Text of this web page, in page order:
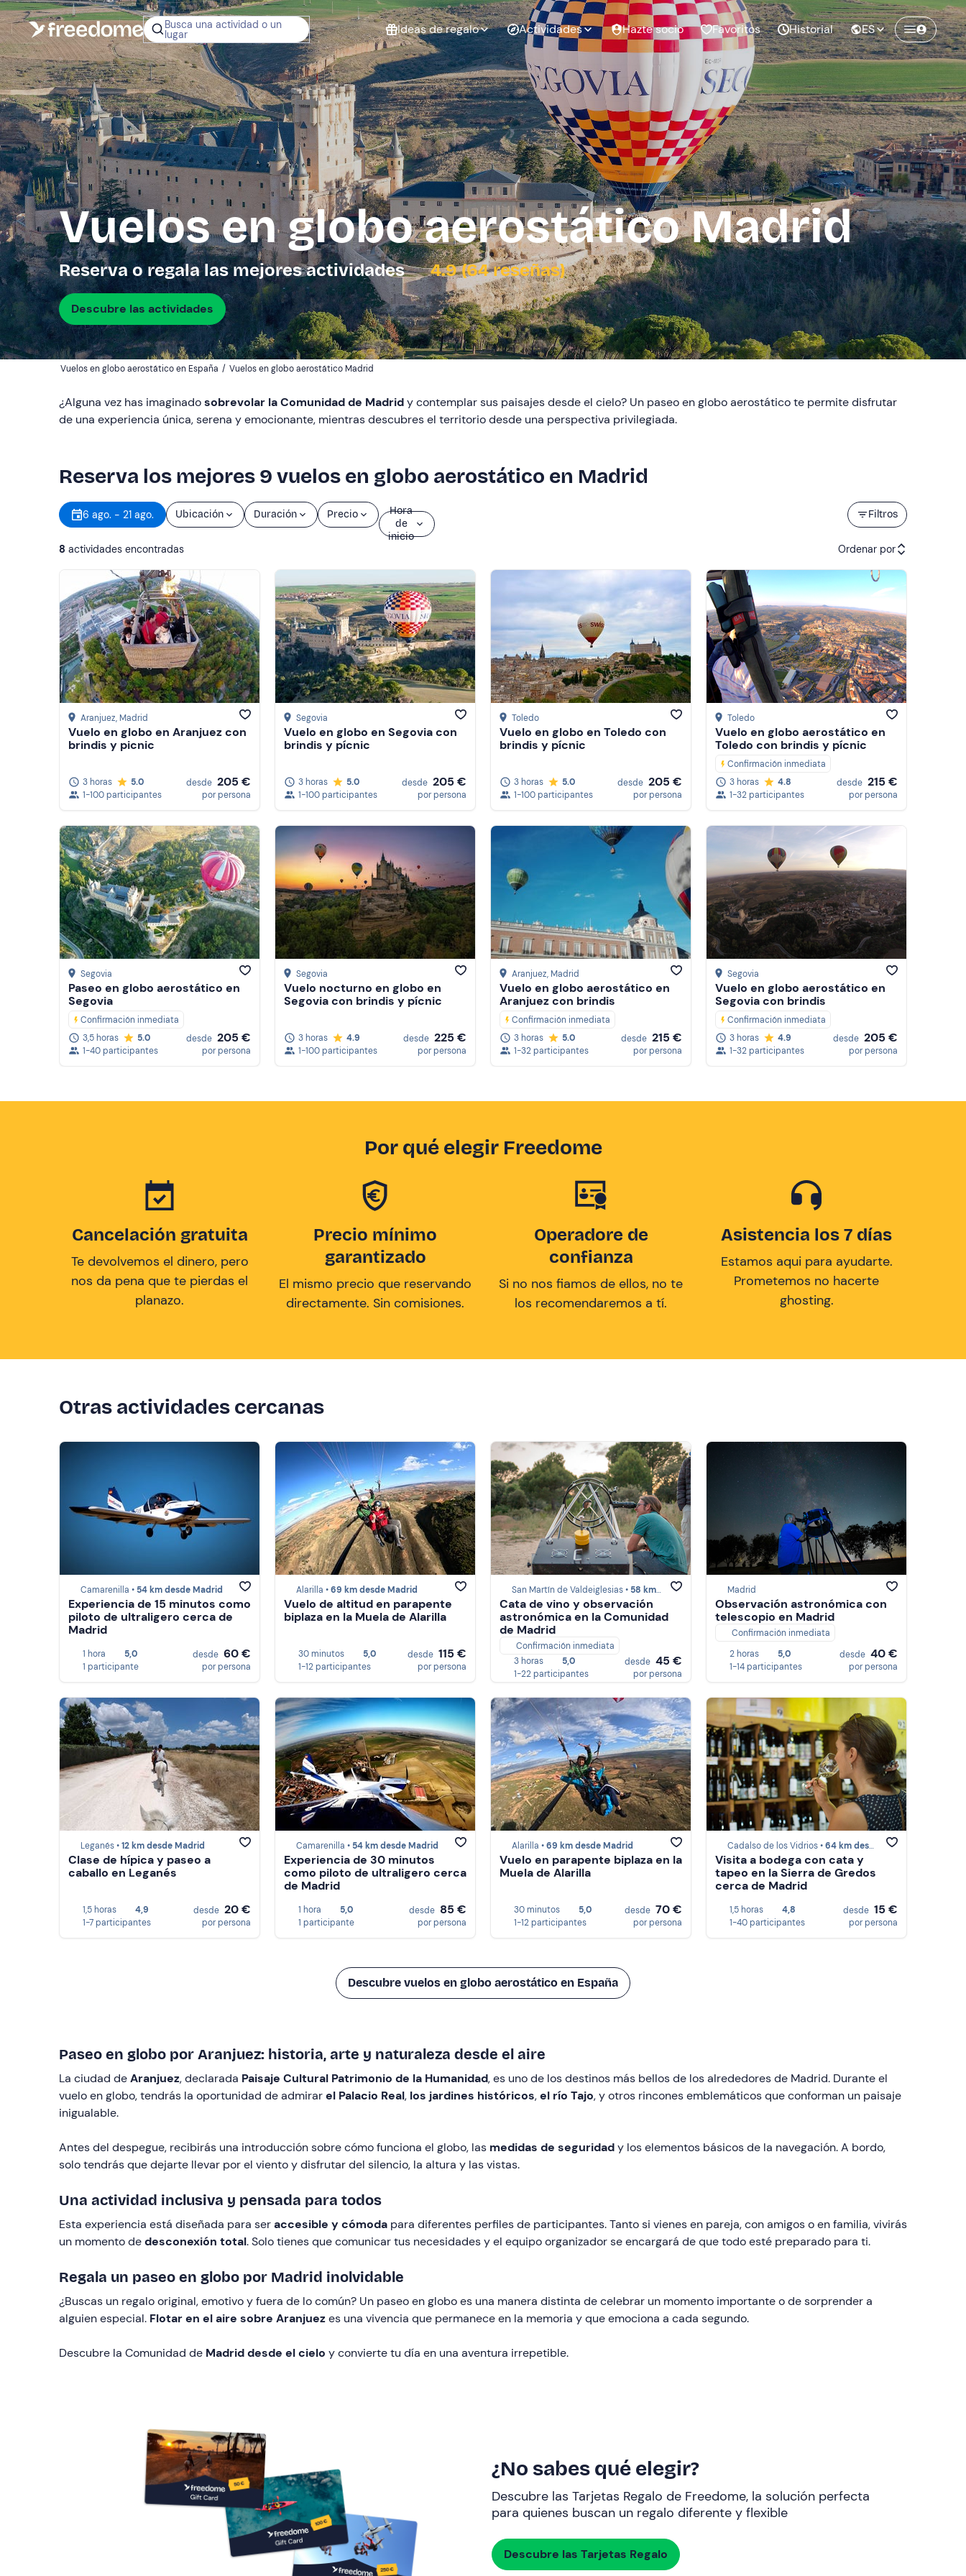
Busca una actividad o un
lugar Ideas de regalo
¿No sabes qué
regalar?
Tarjeta Regalo
Freedome
Un regalo digital que te
permite elegir
experiencias al aire libre
en toda España
Regala una tarjeta
Experiencias
para regalar
Experiencias
para regalar
en pareja
Regalo de
cumpleaños
Regalo de
graduación
Despedida de
soltero
Despedida de
soltera
Actividades Hazte socio Favoritos Historial ES
Vuelos en globo aerostático Madrid
Reserva o regala las mejores actividades 4.9 (64 reseñas)
Descubre las actividades
Vuelos en globo aerostático en España / Vuelos en globo aerostático Madrid
¿Alguna vez has imaginadosobrevolar la Comunidad de Madridy contemplar sus paisajes desde el cielo? Un paseo en globo aerostático te permite disfrutar
de una experiencia única, serena y emocionante, mientras descubres el territorio desde una perspectiva privilegiada.
Reserva los mejores 9 vuelos en globo aerostático en Madrid
Filtros
6 ago. - 21 ago. Ubicación Duración Precio
Hora
de
inicio
8 actividades encontradas Ordenar por
Actividades recomendadas
Precio (de menor a mayor)
Precio (de mayor a menor)
Reseñas
Aranjuez, Madrid
Vuelo en globo en Aranjuez con
brindis y picnic
3 horas
5.0
1-100 participantes
desde 205 €
por persona
Segovia
Vuelo en globo en Segovia con
brindis y pícnic
3 horas
5.0
1-100 participantes
desde 205 €
por persona
Toledo
Vuelo en globo en Toledo con
brindis y pícnic
3 horas
5.0
1-100 participantes
desde 205 €
por persona
Toledo
Vuelo en globo aerostático en
Toledo con brindis y pícnic
Confirmación inmediata
3 horas
4.8
1-32 participantes
desde 215 €
por persona
Segovia
Paseo en globo aerostático en
Segovia
Confirmación inmediata
3,5 horas
5.0
1-40 participantes
desde 205 €
por persona
Segovia
Vuelo nocturno en globo en
Segovia con brindis y pícnic
3 horas
4.9
1-100 participantes
desde 225 €
por persona
Aranjuez, Madrid
Vuelo en globo aerostático en
Aranjuez con brindis
Confirmación inmediata
3 horas
5.0
1-32 participantes
desde 215 €
por persona
Segovia
Vuelo en globo aerostático en
Segovia con brindis
Confirmación inmediata
3 horas
4.9
1-32 participantes
desde 205 €
por persona
Por qué elegir Freedome
Cancelación gratuita
Te devolvemos el dinero, pero
nos da pena que te pierdas el
planazo.
Precio mínimo
garantizado
El mismo precio que reservando
directamente. Sin comisiones.
Operadore de
confianza
Si no nos fiamos de ellos, no te
los recomendaremos a tí.
Asistencia los 7 días
Estamos aqui para ayudarte.
Prometemos no hacerte
ghosting.
Otras actividades cercanas
Camarenilla • 54 km desde Madrid
Experiencia de 15 minutos como
piloto de ultraligero cerca de
Madrid
1 hora
5,0
1 participante
desde 60 €
por persona
Alarilla •69 km desde Madrid
Vuelo de altitud en parapente
biplaza en la Muela de Alarilla
30 minutos
5,0
1-12 participantes
desde 115 €
por persona
San Martín de Valdeiglesias • 58 km desde Madrid
Cata de vino y observación
astronómica en la Comunidad
de Madrid
Confirmación inmediata
3 horas
5,0
1-22 participantes
desde 45 €
por persona
Madrid
Observación astronómica con
telescopio en Madrid
Confirmación inmediata
2 horas
5,0
1-14 participantes
desde 40 €
por persona
Leganés •12 km desde Madrid
Clase de hípica y paseo a
caballo en Leganés
1,5 horas
4,9
1-7 participantes
desde 20 €
por persona
Camarenilla • 54 km desde Madrid
Experiencia de 30 minutos
como piloto de ultraligero cerca
de Madrid
1 hora
5,0
1 participante
desde 85 €
por persona
Alarilla •69 km desde Madrid
Vuelo en parapente biplaza en la
Muela de Alarilla
30 minutos
5,0
1-12 participantes
desde 70 €
por persona
Cadalso de los Vidrios •64 km desde Madrid
Visita a bodega con cata y
tapeo en la Sierra de Gredos
cerca de Madrid
1,5 horas
4,8
1-40 participantes
desde 15 €
por persona
Descubre vuelos en globo aerostático en España
Paseo en globo por Aranjuez: historia, arte y naturaleza desde el aire
La ciudad deAranjuez, declarada Paisaje Cultural Patrimonio de la Humanidad, es uno de los destinos más bellos de los alrededores de Madrid. Durante el
vuelo en globo, tendrás la oportunidad de admirarel Palacio Real, los jardines históricos,el río Tajo, y otros rincones emblemáticos que conforman un paisaje
inigualable.
Antes del despegue, recibirás una introducción sobre cómo funciona el globo, las medidas de seguridady los elementos básicos de la navegación. A bordo,
solo tendrás que dejarte llevar por el viento y disfrutar del silencio, la altura y las vistas.
Una actividad inclusiva y pensada para todos
Esta experiencia está diseñada para seraccesible y cómoda para diferentes perfiles de participantes. Tanto si vienes en pareja, con amigos o en familia, vivirás
un momento dedesconexión total. Solo tienes que comunicar tus necesidades y el equipo organizador se encargará de que todo esté preparado para ti.
Regala un paseo en globo por Madrid inolvidable
¿Buscas un regalo original, emotivo y fuera de lo común? Un paseo en globo es una manera distinta de celebrar un momento importante o de sorprender a
alguien especial. Flotar en el aire sobre Aranjuezes una vivencia que permanece en la memoria y que emociona a cada segundo.
Descubre la Comunidad de Madrid desde el cielo y convierte tu día en una aventura irrepetible.
¿No sabes qué elegir?
Descubre las Tarjetas Regalo de Freedome, la solución perfecta
para quienes buscan un regalo diferente y flexible
Descubre las Tarjetas Regalo
Crea una cuenta en
Freedome
¡Únete a una comunidad de aventureros
como tú y colecciona recuerdos inolvidables!
Continuar con el email